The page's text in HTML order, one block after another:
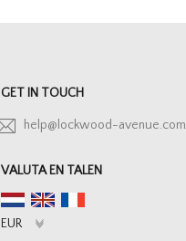
GET IN TOUCH
help@lockwood-avenue.com
VALUTA EN TALEN